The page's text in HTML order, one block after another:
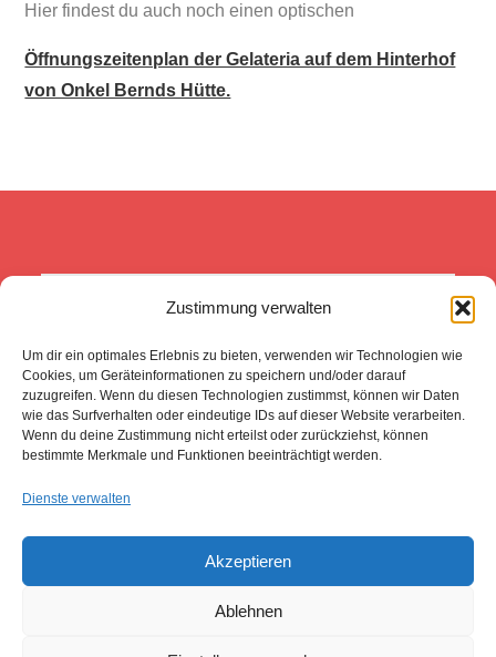
Zustimmung verwalten
Um dir ein optimales Erlebnis zu bieten, verwenden wir Technologien wie
Cookies, um Geräteinformationen zu speichern und/oder darauf
zuzugreifen. Wenn du diesen Technologien zustimmst, können wir Daten
wie das Surfverhalten oder eindeutige IDs auf dieser Website verarbeiten.
Wenn du deine Zustimmung nicht erteilst oder zurückziehst, können
bestimmte Merkmale und Funktionen beeinträchtigt werden.
Dienste verwalten
Akzeptieren
Ablehnen
Hier findest du auch noch einen optischen
Öffnungszeitenplan der Gelateria auf dem Hinterhof
von Onkel Bernds Hütte.
Was wir heute tun, entscheidet
aussieht. (Boris Pasternak -FNPT)
Impressum